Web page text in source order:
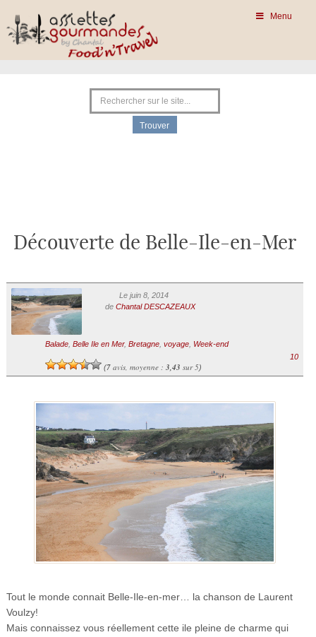
Menu
Découverte de Belle-Ile-en-Mer
Le juin 8, 2014
de Chantal DESCAZEAUX
Balade, Belle Ile en Mer, Bretagne, voyage, Week-end
(7avis, moyenne : 3,43 sur 5)
10
Tout le monde connait Belle-Ile-en-mer… la chanson de Laurent
Voulzy!
Mais connaissez vous réellement cette ile pleine de charme qui